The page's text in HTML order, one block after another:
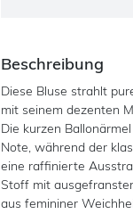
Beschreibung
Diese Bluse strahlt
mit seinem dezenten
Die kurzen
Note, während der
eine raffinierte
Stoff mit
aus femininer